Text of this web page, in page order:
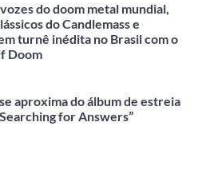
do doom metal mundial,
do Candlemass e
turnê inédita no Brasil com o
Doom
aproxima do álbum de estreia
for Answers”